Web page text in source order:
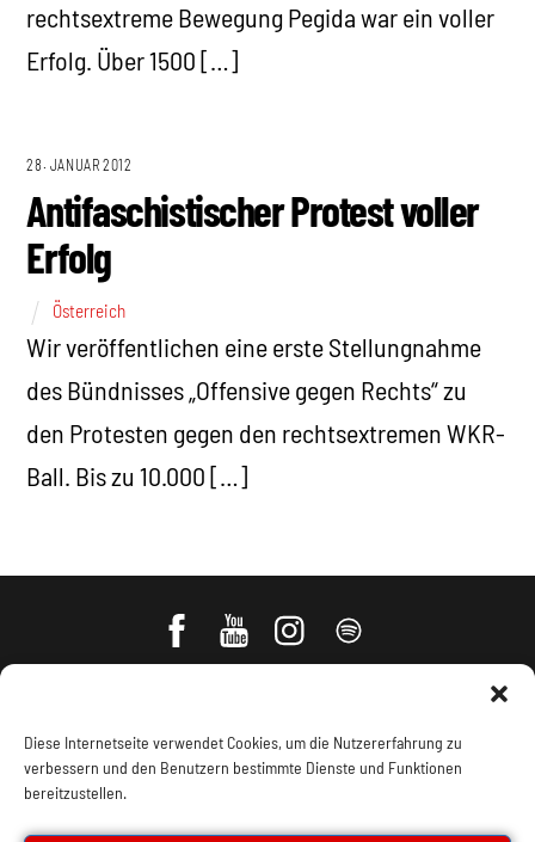
Diese Internetseite verwendet Cookies, um die Nutzererfahrung zu
verbessern und den Benutzern bestimmte Dienste und Funktionen
bereitzustellen.
rechtsextreme Bewegung Pegida war ein voller
Erfolg. Über 1500 […]
28. JANUAR 2012
Antifaschistischer Protest voller
Erfolg
Österreich
Wir veröffentlichen eine erste Stellungnahme
des Bündnisses „Offensive gegen Rechts“ zu
den Protesten gegen den rechtsextremen WKR-
Ball. Bis zu 10.000 […]